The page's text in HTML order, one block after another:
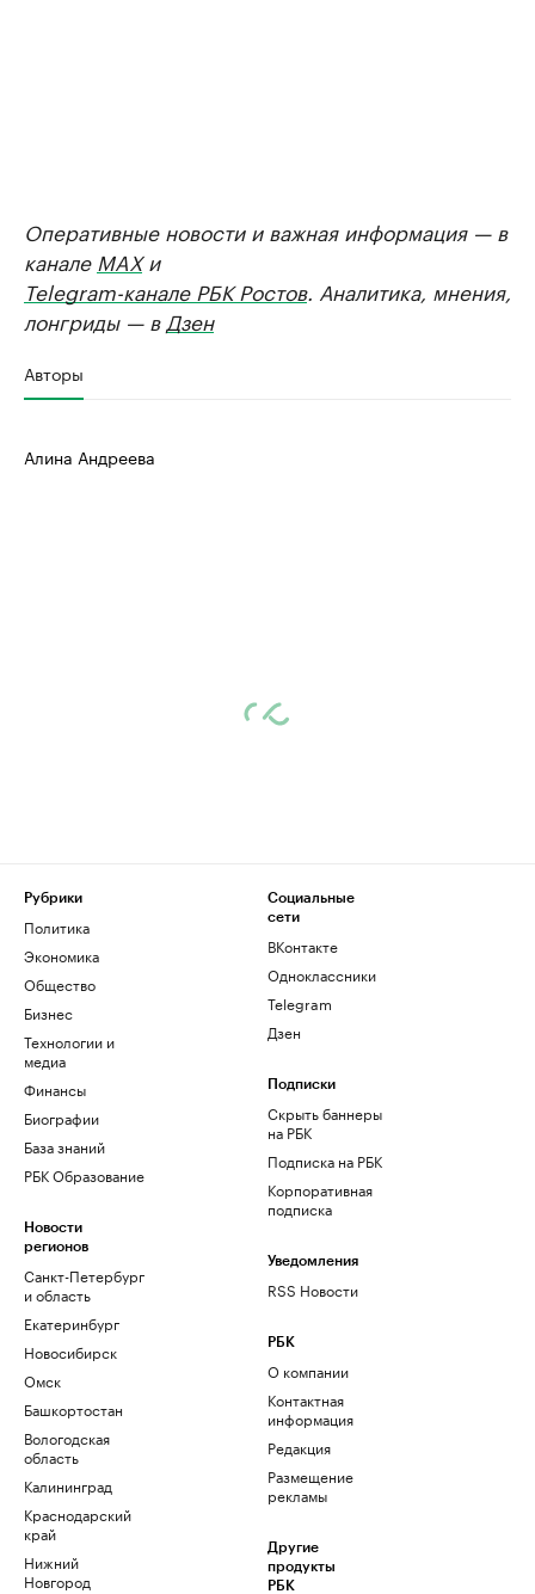
Оперативные новости и важная информация — в
канале MAXи
Telegram-канале РБК Ростов. Аналитика, мнения,
лонгриды — в Дзен
Авторы
Алина Андреева
Рубрики
Политика
Экономика
Общество
Бизнес
Технологии и
медиа
Финансы
Биографии
База знаний
РБК Образование
Новости
регионов
Санкт-Петербург
и область
Екатеринбург
Новосибирск
Омск
Башкортостан
Вологодская
область
Калининград
Краснодарский
край
Нижний
Новгород
Социальные
сети
ВКонтакте
Одноклассники
Telegram
Дзен
Подписки
Скрыть баннеры
на РБК
Подписка на РБК
Корпоративная
подписка
Уведомления
RSS Новости
РБК
О компании
Контактная
информация
Редакция
Размещение
рекламы
Другие
продукты
РБК